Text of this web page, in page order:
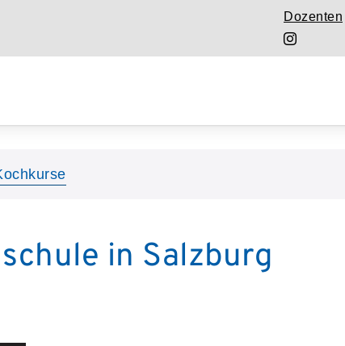
Dozenten
in Salzburg